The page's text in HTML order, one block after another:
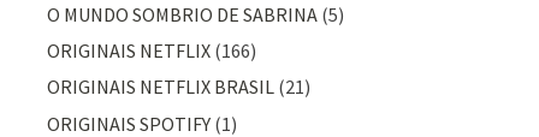
O MUNDO SOMBRIO DE SABRINA (5)
ORIGINAIS NETFLIX (166)
ORIGINAIS NETFLIX BRASIL (21)
ORIGINAIS SPOTIFY (1)